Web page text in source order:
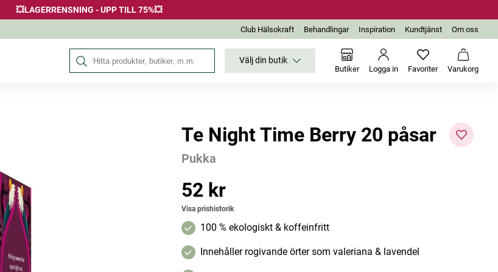
💥LAGERRENSNING - UPP TILL 75%💥
Club Hälsokraft Behandlingar Inspiration Kundtjänst Om oss
Sök på Hälsokraft Välj din butik
Butiker Logga in FavoriterInga favoriter
Varukorg
Andra köpte ocksåTe Night Time Berry 20 påsar
Pukka
Pris: 52 kr
52 kr
Visa prishistorik
100 % ekologiskt & koffeinfritt
Innehåller rogivande örter som valeriana & lavendel